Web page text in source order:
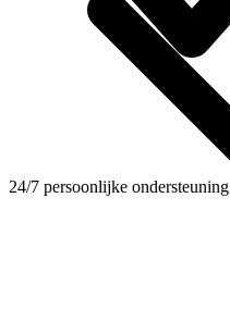
24/7 persoonlijke ondersteuning